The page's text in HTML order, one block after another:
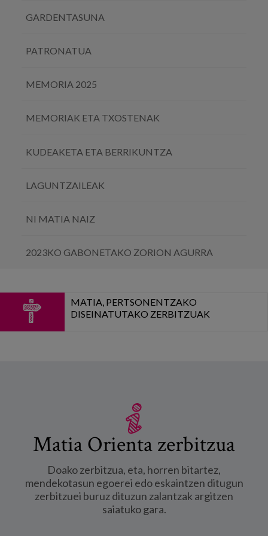
GARDENTASUNA
PATRONATUA
MEMORIA 2025
MEMORIAK ETA TXOSTENAK
KUDEAKETA ETA BERRIKUNTZA
LAGUNTZAILEAK
NI MATIA NAIZ
2023KO GABONETAKO ZORION AGURRA
MATIA, PERTSONENTZAKO
DISEINATUTAKO ZERBITZUAK
Matia Orienta zerbitzua
Doako zerbitzua, eta, horren bitartez,
mendekotasun egoerei edo eskaintzen ditugun
zerbitzuei buruz dituzun zalantzak argitzen
saiatuko gara.